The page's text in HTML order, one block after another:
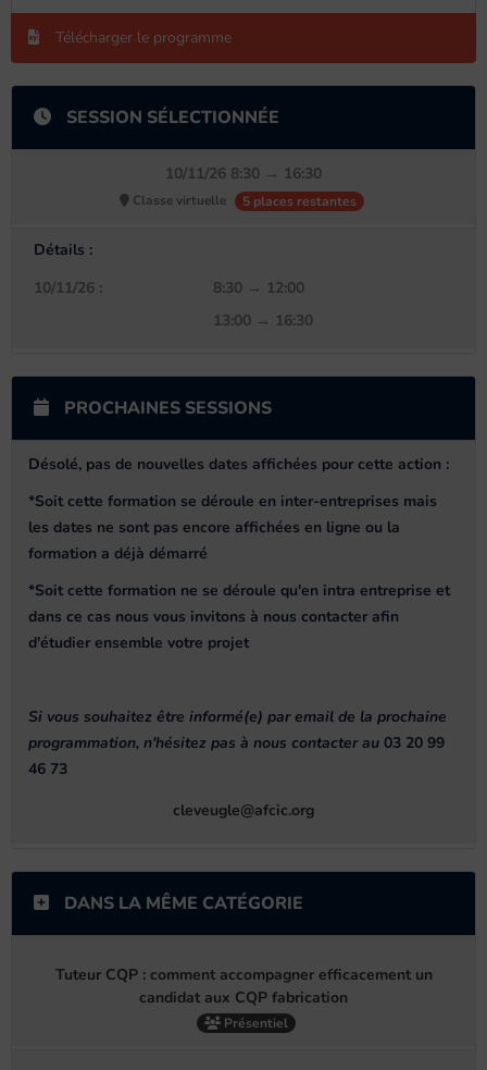
Télécharger le programme
SESSION SÉLECTIONNÉE
10/11/26 8:30 → 16:30
Classe virtuelle 5 places restantes
Détails :
10/11/26 :
8:30 → 12:00
13:00 → 16:30
PROCHAINES SESSIONS
Désolé, pas de nouvelles dates affichées pour cette action :
*Soit cette formation se déroule en inter-entreprises mais
les dates ne sont pas encore affichées en ligne ou la
formation a déjà démarré
*Soit cette formation ne se déroule qu'en intra entreprise et
dans ce cas nous vous invitons à nous contacter afin
d'étudier ensemble votre projet
Si vous souhaitez être informé(e) par email de la prochaine
programmation, n'hésitez pas à nous contacter au 03 20 99
46 73
cleveugle@afcic.org
DANS LA MÊME CATÉGORIE
Tuteur CQP : comment accompagner efficacement un
candidat aux CQP fabrication
Présentiel